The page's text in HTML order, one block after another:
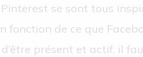
se sont tous
de ce que
présent et actif, il